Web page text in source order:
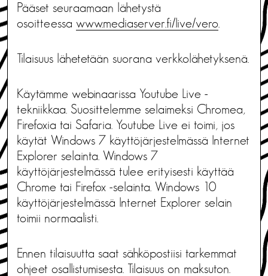
Pääset seuraamaan lähetystä
osoitteessa www.mediaserver.fi/live/vero
Tilaisuus lähetetään suorana verkkolähetyksenä.
Käytämme webinaarissa Youtube Live -
tekniikkaa. Suosittelemme selaimeksi Chromea,
Firefoxia tai Safaria. Youtube Live ei toimi, jos
käytät Windows 7 käyttöjärjestelmässä Internet
Explorer selainta. Windows 7
käyttöjärjestelmässä tulee erityisesti käyttää
Chrome tai Firefox -selainta. Windows 10
käyttöjärjestelmässä Internet Explorer selain
toimii normaalisti.
Ennen tilaisuutta saat sähköpostiisi tarkemmat
ohjeet osallistumisesta. Tilaisuus on maksuton.